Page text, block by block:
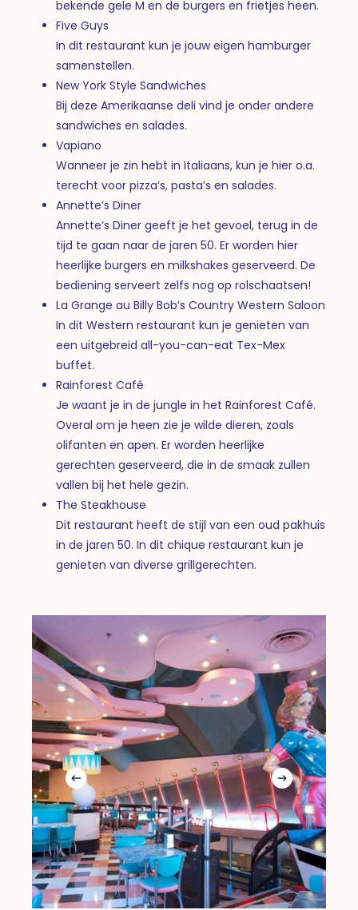
bekende gele M en de burgers en frietjes heen.
Five Guys
In dit restaurant kun je jouw eigen hamburger
samenstellen.
New York Style Sandwiches
Bij deze Amerikaanse deli vind je onder andere
sandwiches en salades.
Vapiano
Wanneer je zin hebt in Italiaans, kun je hier o.a.
terecht voor pizza’s, pasta’s en salades.
Annette’s Diner
Annette’s Diner geeft je het gevoel, terug in de
tijd te gaan naar de jaren 50. Er worden hier
heerlijke burgers en milkshakes geserveerd. De
bediening serveert zelfs nog op rolschaatsen!
La Grange au Billy Bob’s Country Western Saloon
In dit Western restaurant kun je genieten van
een uitgebreid all-you-can-eat Tex-Mex
buffet.
Rainforest Café
Je waant je in de jungle in het Rainforest Café.
Overal om je heen zie je wilde dieren, zoals
olifanten en apen. Er worden heerlijke
gerechten geserveerd, die in de smaak zullen
vallen bij het hele gezin.
The Steakhouse
Dit restaurant heeft de stijl van een oud pakhuis
in de jaren 50. In dit chique restaurant kun je
genieten van diverse grillgerechten.